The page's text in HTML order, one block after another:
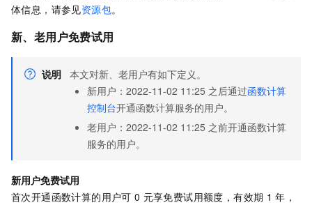
体信息，请参见资源包。
新、老用户免费试用
说明 本文对新、老用户有如下定义。
新用户：2022-11-02 11:25 之后通过函数计算
控制台开通函数计算服务的用户。
老用户：2022-11-02 11:25 之前开通函数计算
服务的用户。
新用户免费试用
首次开通函数计算的用户可 0 元享免费试用额度，有效期 1 年，